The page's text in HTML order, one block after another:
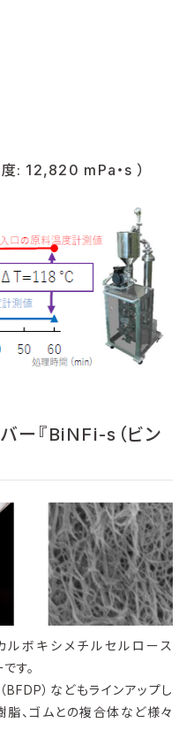
: 12,820 mPa・s ）
ー『BiNFi-s（ビン
ルボキシメチルセルロース
す。
）などもラインアップし
脂、ゴムとの複合体など様々